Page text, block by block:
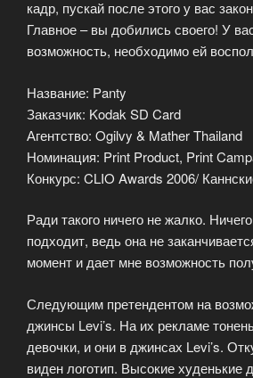
кадр, пускай после этого у вас
Главное – вы добились своего! У
возможность, необходимо ей
Название: Panty
Заказчик: Kodak SD Card
Агентство: Ogilvy & Mather Thailand
Номинация: Print Product, Print
Конкурс: CLIO Awards 2006/
Ради такого ничего не жалко.
подходит, ведь она не
момент и дает мне возможность
Следующим претендентом на
джинсы Levi’s. На их рекламе
девочки, и они в джинсах Levi’s.
виден логотип. Высокие худенькие